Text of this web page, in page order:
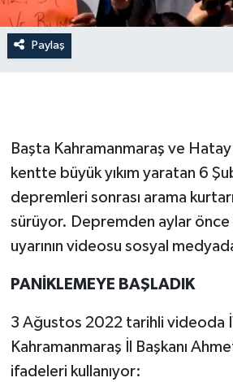
Paylaş
Başta Kahramanmaraş ve
kentte büyük yıkım yaratan 6
depremleri sonrası arama
sürüyor. Depremden aylar önce
uyarının videosu sosyal
PANİKLEMEYE BAŞLADIK
3 Ağustos 2022 tarihli videoda
Kahramanmaraş İl Başkanı
ifadeleri kullanıyor:
YEREL YÖNETİM
ÜÇÜNCÜ SAYFA
BİLİMNET
Yemek
SİVİL TOPLUM
SEÇİM 2014
KİM KİMDİR